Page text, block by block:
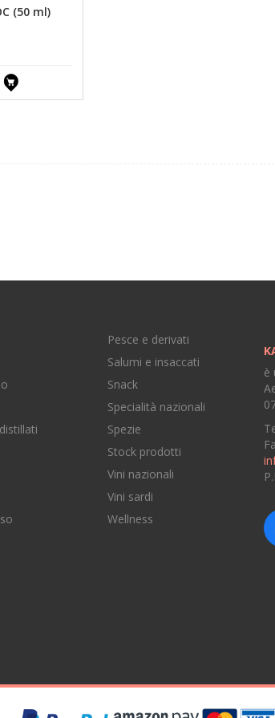
(50 ml)
Pesce e derivati
Salumi e insaccati
Snack
Specialità nazionali
Spezie
Stock prodotti
Vini nazionali
Vini sardi
Wellness
è